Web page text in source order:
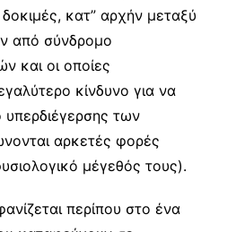
κατ” αρχήν μεταξύ
από σύνδρομο
και οι οποίες
κίνδυνο για να
των
αρκετές φορές
μέγεθός τους).
περίπου στο ένα